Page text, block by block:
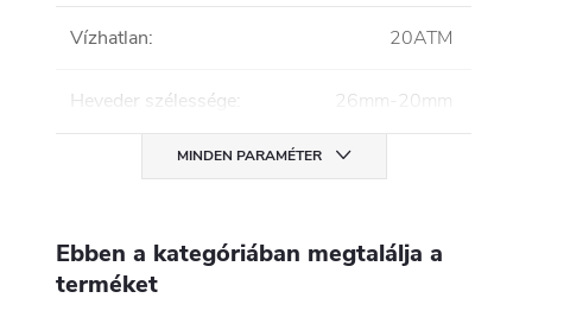
Vízhatlan: 20ATM
Heveder szélessége: 26mm-20mm
MINDEN PARAMÉTER
Ebben a kategóriában megtalálja a
terméket